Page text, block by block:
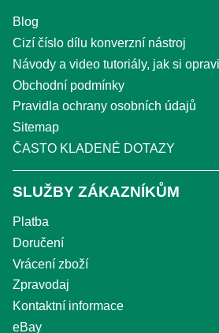
Blog
Cizí číslo dílu konverzní nástroj
Návody a video tutoriály, jak si
Obchodní podmínky
Pravidla ochrany osobních údajů
Sitemap
ČASTO KLADENÉ DOTAZY
SLUŽBY ZÁKAZNÍKŮM
Platba
Doručení
Vrácení zboží
Zpravodaj
Kontaktní informace
eBay